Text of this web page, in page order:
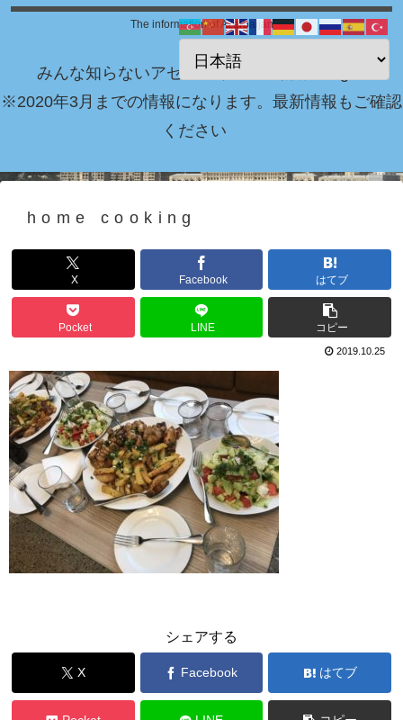
The information of Azerbaijan
みんな知らないアゼルバイジャン情報 Blog！
※2020年3月までの情報になります。最新情報もご確認
ください
home cooking
X Facebook はてブ
Pocket LINE コピー
2019.10.25
シェアする
X Facebook はてブ